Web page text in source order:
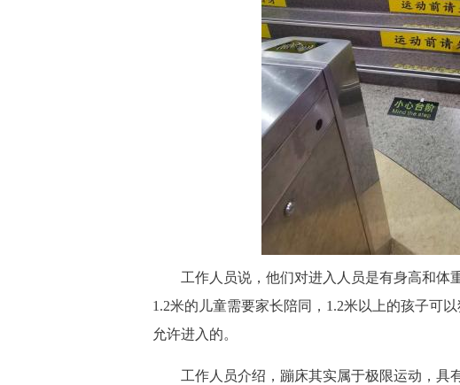
工作人员说，他们对进入人员是有身高和体
1.2米的儿童需要家长陪同，1.2米以上的孩子可
允许进入的。
工作人员介绍， 蹦床其实属于极限运动，具